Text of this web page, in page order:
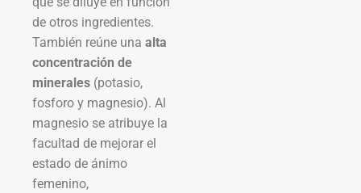
de otros ingredientes.
También reúne una alta
concentración de
minerales (potasio,
fosforo y magnesio). Al
magnesio se atribuye la
facultad de mejorar el
estado de ánimo
femenino,